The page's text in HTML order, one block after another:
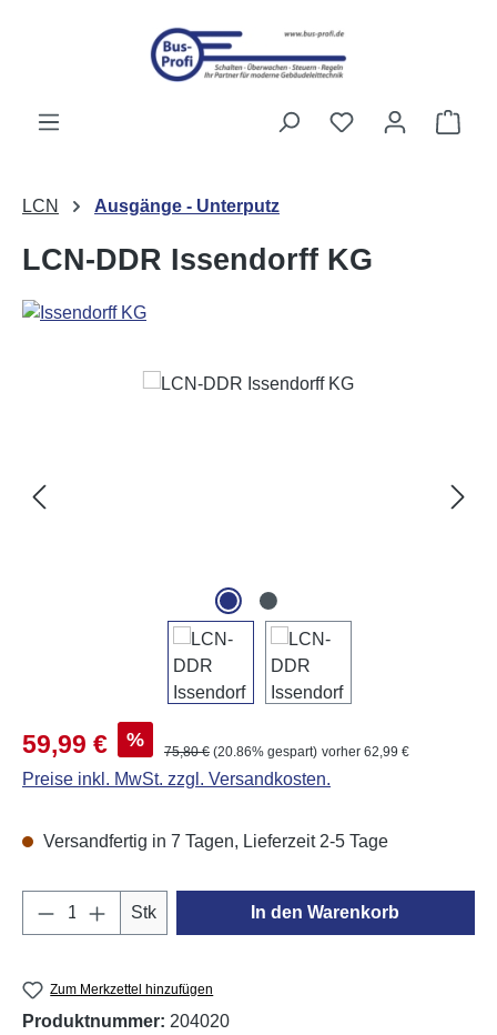
Zum Hauptinhalt springen
Du hast 0
LCN Ausgänge - Unterputz
LCN-DDR Issendorff KG
Bildergalerie überspringen
Verkaufspreis:
59,99 € % Regulärer Preis:
75,80 € (20.86% gespart) vorher 62,99 €
Preise inkl. MwSt. zzgl. Versandkosten.
Versandfertig in 7 Tagen, Lieferzeit 2-5 Tage
Produkt Anzahl: Gib den gewünschten
Stk In den Warenkorb
Zum Merkzettel hinzufügen
Produktnummer: 204020